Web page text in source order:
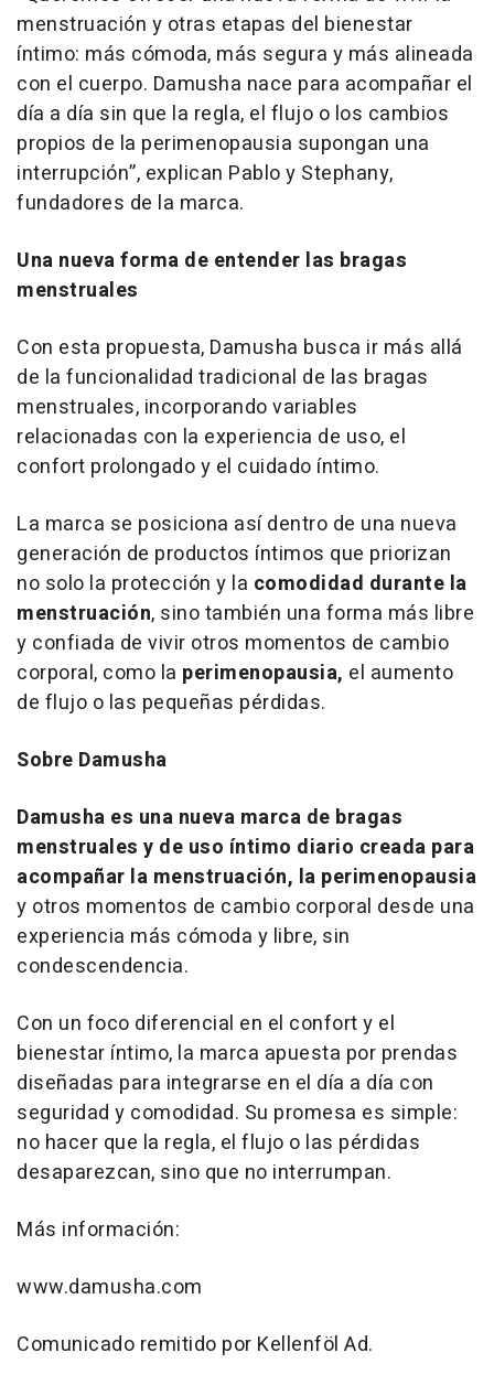
menstruación y otras etapas del bienestar
íntimo: más cómoda, más segura y más alineada
con el cuerpo. Damusha nace para acompañar el
día a día sin que la regla, el flujo o los cambios
propios de la perimenopausia supongan una
interrupción”, explican Pablo y Stephany,
fundadores de la marca.
Una nueva forma de entender las bragas
menstruales
Con esta propuesta, Damusha busca ir más allá
de la funcionalidad tradicional de las bragas
menstruales, incorporando variables
relacionadas con la experiencia de uso, el
confort prolongado y el cuidado íntimo.
La marca se posiciona así dentro de una nueva
generación de productos íntimos que priorizan
no solo la protección y la comodidad durante la
menstruación, sino también una forma más libre
y confiada de vivir otros momentos de cambio
corporal, como la perimenopausia, el aumento
de flujo o las pequeñas pérdidas.
Sobre Damusha
Damusha es una nueva marca de bragas
menstruales y de uso íntimo diario creada para
acompañar la menstruación, la perimenopausia
y otros momentos de cambio corporal desde una
experiencia más cómoda y libre, sin
condescendencia.
Con un foco diferencial en el confort y el
bienestar íntimo, la marca apuesta por prendas
diseñadas para integrarse en el día a día con
seguridad y comodidad. Su promesa es simple:
no hacer que la regla, el flujo o las pérdidas
desaparezcan, sino que no interrumpan.
Más información:
www.damusha.com
Comunicado remitido por Kellenföl Ad.